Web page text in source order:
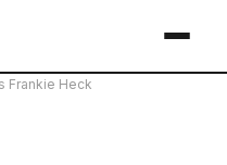
Frankie Heck